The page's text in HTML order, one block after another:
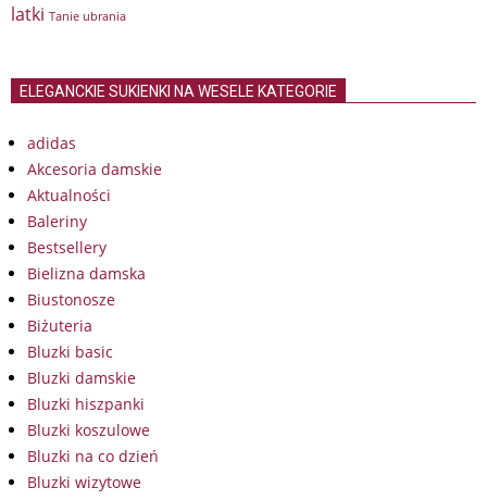
latki Tanie ubrania
ELEGANCKIE SUKIENKI NA WESELE KATEGORIE
adidas
Akcesoria damskie
Aktualności
Baleriny
Bestsellery
Bielizna damska
Biustonosze
Biżuteria
Bluzki basic
Bluzki damskie
Bluzki hiszpanki
Bluzki koszulowe
Bluzki na co dzień
Bluzki wizytowe